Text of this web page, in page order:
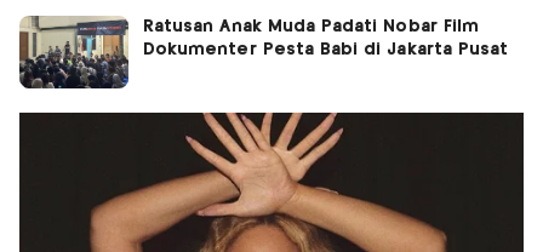
Ratusan Anak Muda Padati Nobar Film
Dokumenter Pesta Babi di Jakarta Pusat